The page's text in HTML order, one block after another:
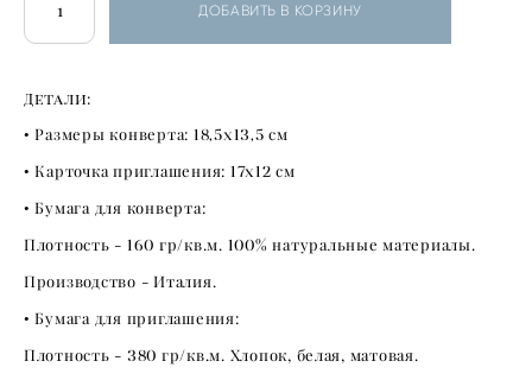
ДОБАВИТЬ В КОРЗИНУ
Детали:
• Размеры конверта: 18,5х13,5см
• Карточка приглашения: 17х12 см
• Бумага для конверта:
Плотность - 160 гр/кв.м. 100% натуральные материалы.
Производство - Италия.
• Бумага для приглашения:
Плотность - 380 гр/кв.м. Хлопок, белая, матовая.